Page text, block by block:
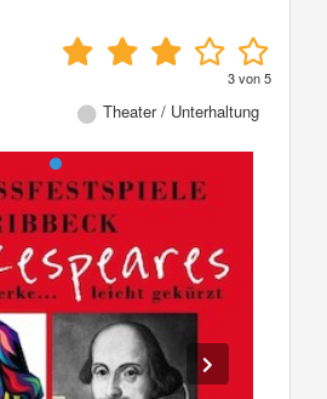
3von5
Theater / Unterhaltung